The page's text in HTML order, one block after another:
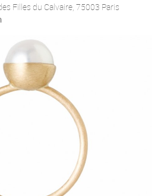
Filles du Calvaire, 75003 Paris